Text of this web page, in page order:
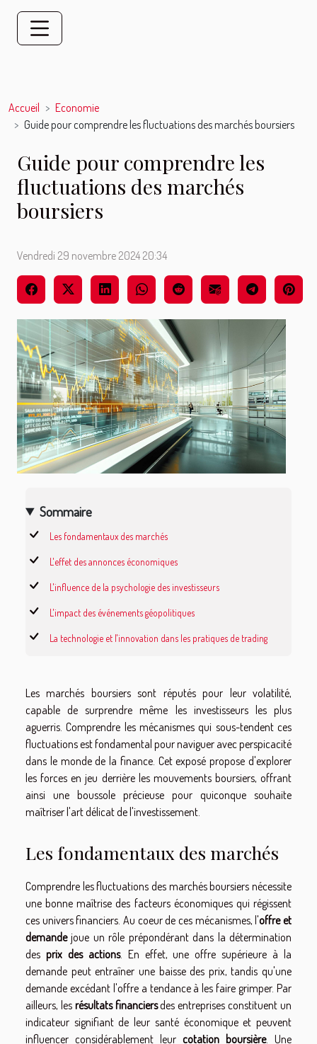
Accueil
Economie
Guide pour comprendre les fluctuations des marchés boursiers
Guide pour comprendre les
fluctuations des marchés
boursiers
Vendredi 29 novembre 2024 20:34
Sommaire
Les fondamentaux des marchés
L'effet des annonces économiques
L'influence de la psychologie des investisseurs
L'impact des événements géopolitiques
La technologie et l'innovation dans les pratiques de trading
Les marchés boursiers sont réputés pour leur volatilité,
capable de surprendre même les investisseurs les plus
aguerris. Comprendre les mécanismes qui sous-tendent ces
fluctuations est fondamental pour naviguer avec perspicacité
dans le monde de la finance. Cet exposé propose d'explorer
les forces en jeu derrière les mouvements boursiers, offrant
ainsi une boussole précieuse pour quiconque souhaite
maîtriser l'art délicat de l'investissement.
Les fondamentaux des marchés
Comprendre les fluctuations des marchés boursiers nécessite
une bonne maîtrise des facteurs économiques qui régissent
ces univers financiers. Au coeur de ces mécanismes, l'offre et
demandejoue un rôle prépondérant dans la détermination
des prix des actions. En effet, une offre supérieure à la
demande peut entraîner une baisse des prix, tandis qu'une
demande excédant l'offre a tendance à les faire grimper. Par
ailleurs, les résultats financiersdes entreprises constituent un
indicateur signifiant de leur santé économique et peuvent
influencer considérablement leur cotation boursière. Une